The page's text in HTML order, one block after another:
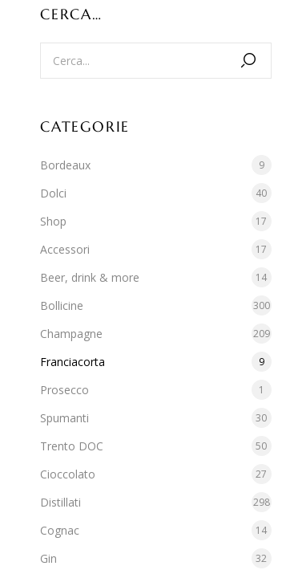
CERCA…
CATEGORIE
Bordeaux 9
Dolci 40
Shop 17
Accessori 17
Beer, drink & more 14
Bollicine 300
Champagne 209
Franciacorta 9
Prosecco 1
Spumanti 30
Trento DOC 50
Cioccolato 27
Distillati 298
Cognac 14
Gin 32